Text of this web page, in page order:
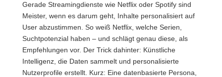
Gerade Streamingdienste wie Netflix oder Spotify sind
Meister, wenn es darum geht, Inhalte personalisiert auf
User abzustimmen. So weiß Netflix, welche Serien,
Suchtpotenzial haben – und schlägt genau diese, als
Empfehlungen vor. Der Trick dahinter: Künstliche
Intelligenz, die Daten sammelt und personalisierte
Nutzerprofile erstellt. Kurz: Eine datenbasierte Persona,